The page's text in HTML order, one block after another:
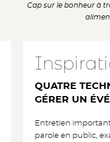
Cap sur le bonheur à
QUATRE
GÉRER UN
Entretien
parole en public,